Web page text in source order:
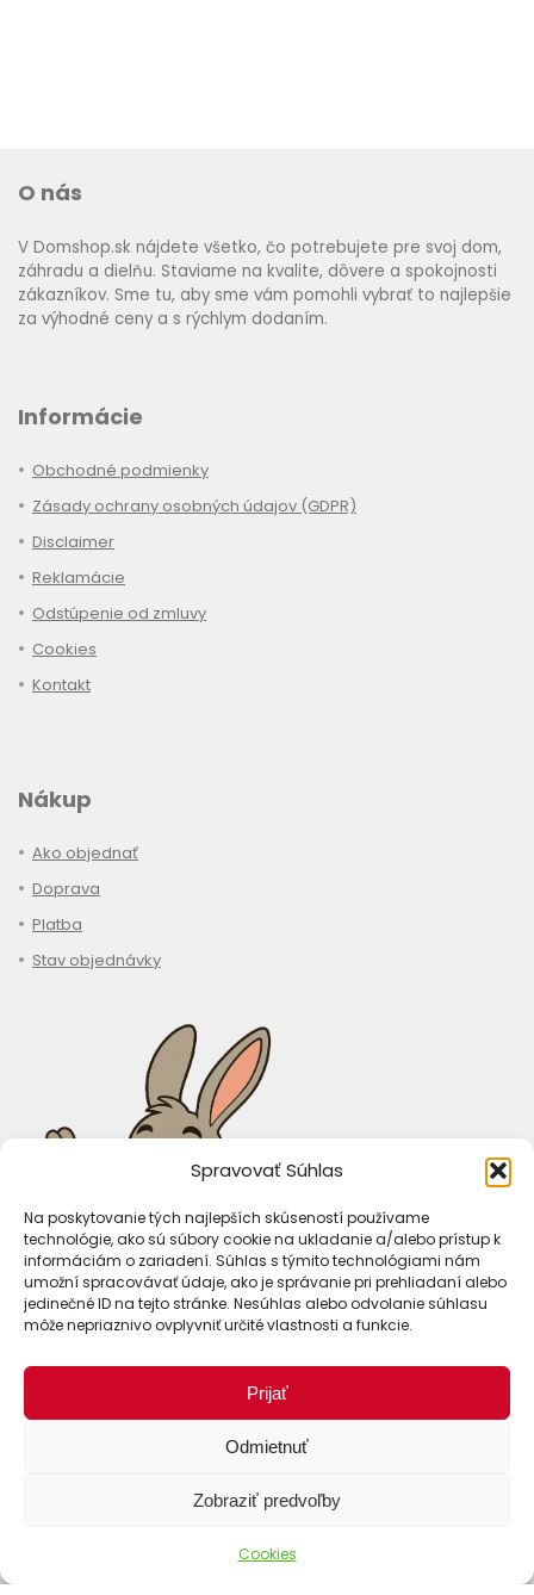
Spravovať Súhlas
Na poskytovanie tých najlepších skúseností používame
technológie, ako sú súbory cookie na ukladanie a/alebo prístup k
informáciám o zariadení. Súhlas s týmito technológiami nám
umožní spracovávať údaje, ako je správanie pri prehliadaní alebo
jedinečné ID na tejto stránke. Nesúhlas alebo odvolanie súhlasu
môže nepriaznivo ovplyvniť určité vlastnosti a funkcie.
Prijať
Odmietnuť
Zobraziť predvoľby
Cookies
O nás
V Domshop.sk nájdete všetko, čo potrebujete pre svoj dom,
záhradu a dielňu. Staviame na kvalite, dôvere a spokojnosti
zákazníkov. Sme tu, aby sme vám pomohli vybrať to najlepšie
za výhodné ceny a s rýchlym dodaním.
Informácie
Obchodné podmienky
Zásady ochrany osobných údajov (GDPR)
Disclaimer
Reklamácie
Odstúpenie od zmluvy
Cookies
Kontakt
Nákup
Ako objednať
Doprava
Platba
Stav objednávky